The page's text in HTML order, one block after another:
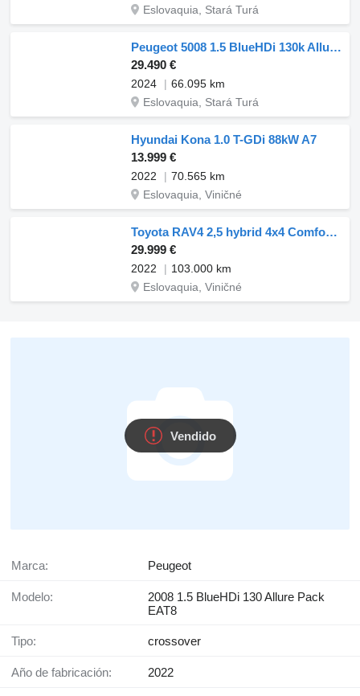
Eslovaquia, Stará Turá
Peugeot 5008 1.5 BlueHDi 130k Allure Pack A/T / AJ NA SPLÁTKY / PROTIÚČE
29.490 €
2024
66.095 km
Eslovaquia, Stará Turá
Hyundai Kona 1.0 T-GDi 88kW A7
13.999 €
2022
70.565 km
Eslovaquia, Viničné
Toyota RAV4 2,5 hybrid 4x4 Comfort Style Tech CVT1
29.999 €
2022
103.000 km
Eslovaquia, Viničné
Vendido
Marca: Peugeot
Modelo:
2008 1.5 BlueHDi 130 Allure Pack
EAT8
Tipo: crossover
Año de fabricación: 2022